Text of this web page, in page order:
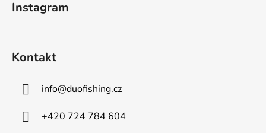
Instagram
Kontakt
info@duofishing.cz
+420 724 784 604